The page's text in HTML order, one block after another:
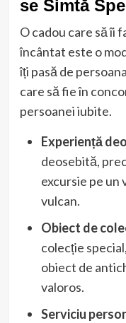
se Simtă
O cadou care să îi
încântat este o
îți pasă de
care să fie în
persoanei iubite.
Experiență
deosebită,
excursie pe un
vulcan.
Obiect de
colecție
obiect de
valoros.
Serviciu